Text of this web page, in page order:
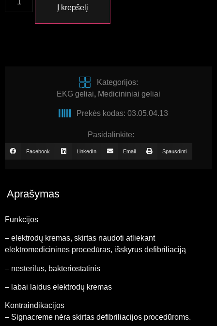
Į krepšelį
Kategorijos:
EKG geliai, Medicininiai geliai
Prekės kodas: 03.05.04.13
Pasidalinkite:
Facebook LinkedIn Email Spausdinti
Aprašymas
Funkcijos
– elektrodų kremas, skirtas naudoti atliekant
elektromedicinines procedūras, išskyrus defibriliaciją
– nesterilus, bakteriostatinis
– labai laidus elektrodų kremas
Kontraindikacijos
– Signacreme nėra skirtas defibriliacijos procedūroms.